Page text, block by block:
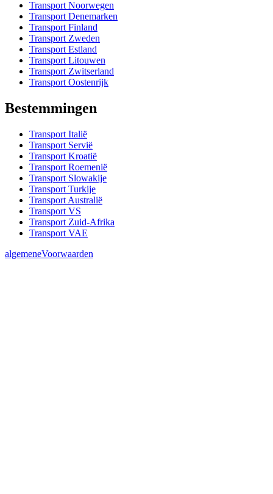
Transport Noorwegen
Transport Denemarken
Transport Finland
Transport Zweden
Transport Estland
Transport Litouwen
Transport Zwitserland
Transport Oostenrijk
Bestemmingen
Transport Italië
Transport Servië
Transport Kroatië
Transport Roemenië
Transport Slowakije
Transport Turkije
Transport Australië
Transport VS
Transport Zuid-Afrika
Transport VAE
algemeneVoorwaarden